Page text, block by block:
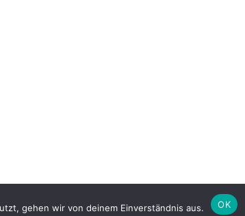
gehen wir von deinem Einverständnis aus. OK